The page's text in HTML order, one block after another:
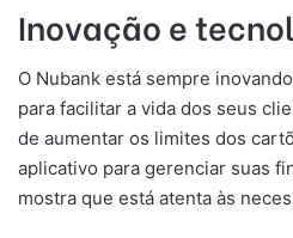
Inovação e
O Nubank está sempre
para facilitar a vida dos seus
de aumentar os limites dos
aplicativo para gerenciar suas
mostra que está atenta às